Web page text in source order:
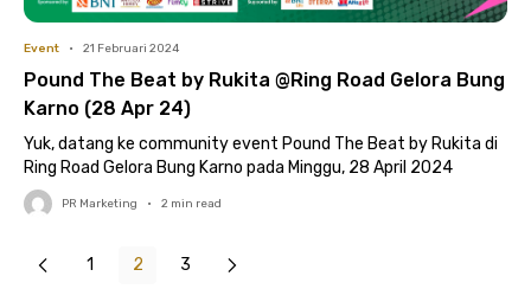
Event • 21 Februari 2024
Pound The Beat by Rukita @Ring Road Gelora Bung
Karno (28 Apr 24)
Yuk, datang ke community event Pound The Beat by Rukita di
Ring Road Gelora Bung Karno pada Minggu, 28 April 2024
PR Marketing • 2 min read
1 2 3